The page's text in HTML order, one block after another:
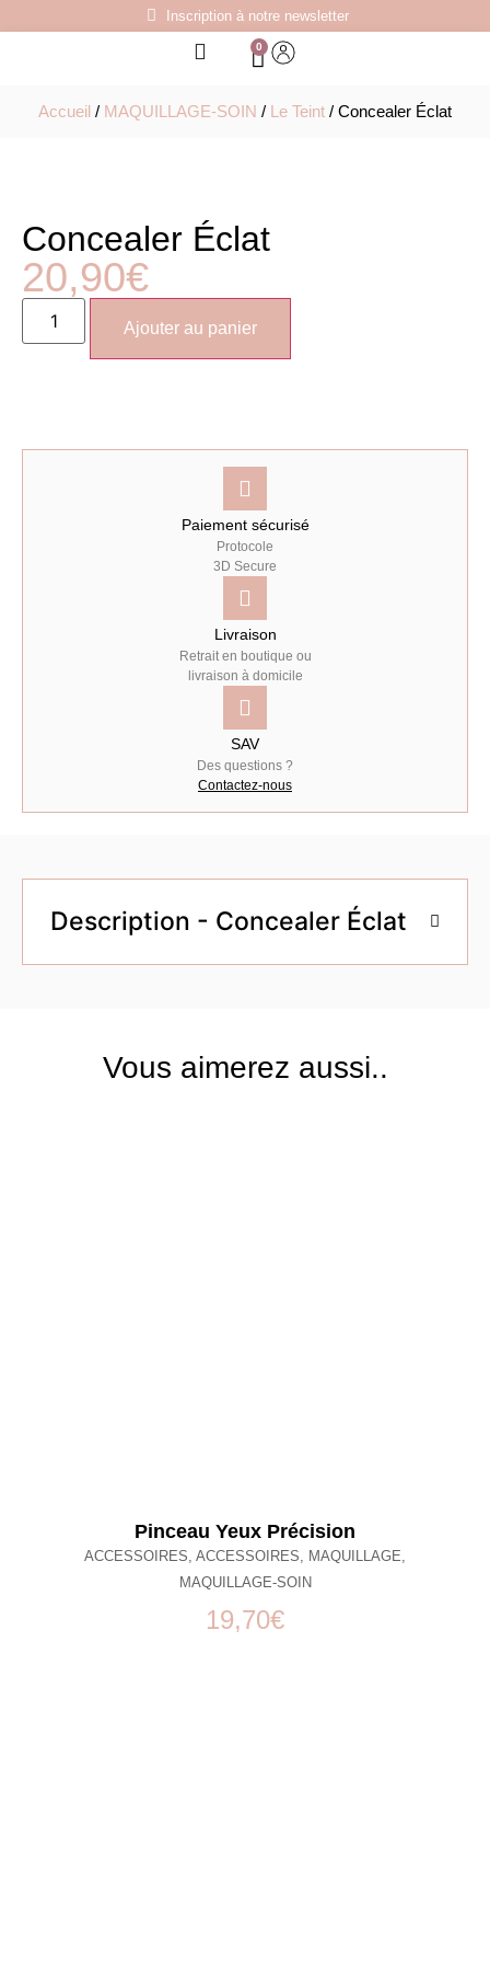
Inscription à notre newsletter
0
Accueil / MAQUILLAGE-SOIN / Le Teint / Concealer Éclat
Concealer Éclat
20,90€
Ajouter au panier
Paiement sécurisé
Protocole
3D Secure
Livraison
Retrait en boutique ou
livraison à domicile
SAV
Des questions ?
Contactez-nous
Description - Concealer Éclat
Vous aimerez aussi..
Pinceau Yeux Précision
ACCESSOIRES, ACCESSOIRES, MAQUILLAGE,
MAQUILLAGE-SOIN
19,70€